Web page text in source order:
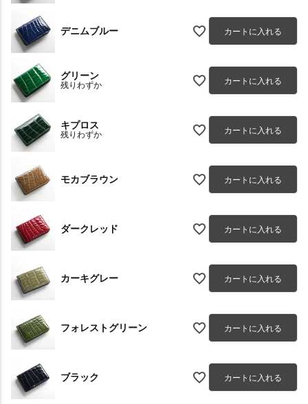
デニムブルー カートに入れる
グリーン
残りわずか カートに入れる
キプロス
残りわずか カートに入れる
モカブラウン カートに入れる
ダークレッド カートに入れる
カーキグレー カートに入れる
フォレストグリーン カートに入れる
ブラック カートに入れる